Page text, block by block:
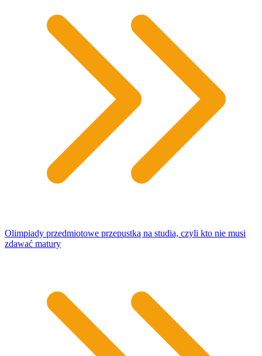
Olimpiady przedmiotowe przepustką na studia, czyli kto nie musi
zdawać matury